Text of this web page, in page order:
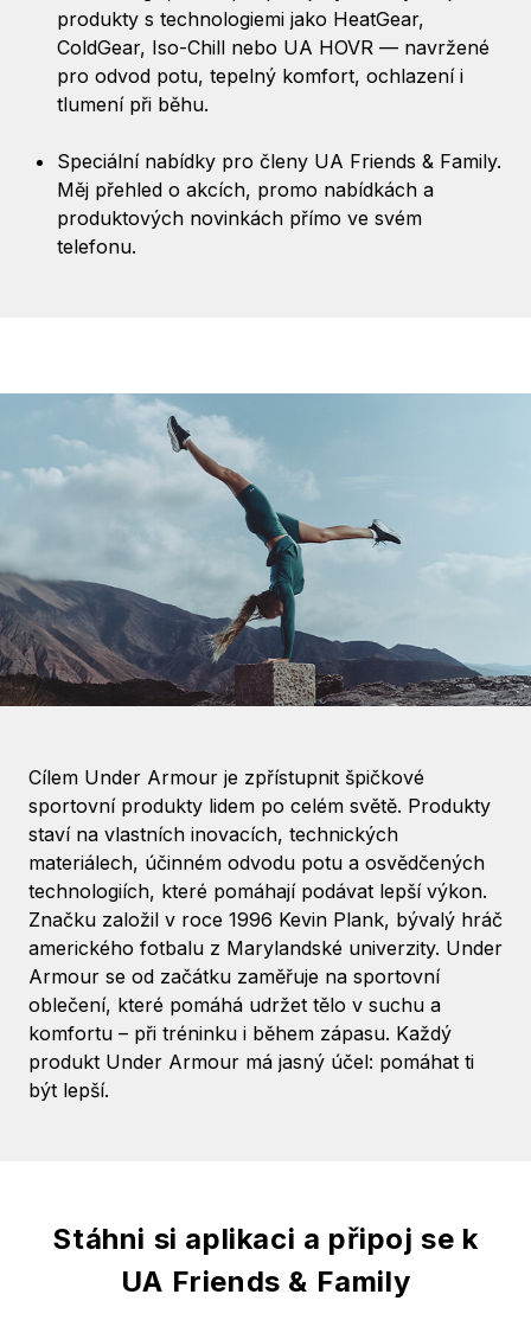
produkty s technologiemi jako HeatGear,
ColdGear, Iso-Chill nebo UA HOVR — navržené
pro odvod potu, tepelný komfort, ochlazení i
tlumení při běhu.
Speciální nabídky pro členy UA Friends & Family.
Měj přehled o akcích, promo nabídkách a
produktových novinkách přímo ve svém
telefonu.
Cílem Under Armour je zpřístupnit špičkové
sportovní produkty lidem po celém světě. Produkty
staví na vlastních inovacích, technických
materiálech, účinném odvodu potu a osvědčených
technologiích, které pomáhají podávat lepší výkon.
Značku založil v roce 1996 Kevin Plank, bývalý hráč
amerického fotbalu z Marylandské univerzity. Under
Armour se od začátku zaměřuje na sportovní
oblečení, které pomáhá udržet tělo v suchu a
komfortu – při tréninku i během zápasu. Každý
produkt Under Armour má jasný účel: pomáhat ti
být lepší.
Stáhni si aplikaci a připoj se k
UA Friends & Family